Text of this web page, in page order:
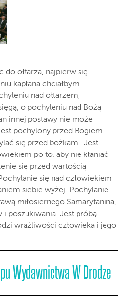
do ołtarza, najpierw się
kapłana chciałbym
nad ołtarzem,
o pochyleniu nad Bożą
innej postawy nie może
pochylony przed Bogiem
się przed bożkami. Jest
po to, aby nie kłaniać
się przed wartością
się nad człowiekiem
siebie wyżej. Pochylanie
miłosiernego Samarytanina,
i poszukiwania. Jest próbą
wrażliwości człowieka i jego
Wydawnictwa W Drodze